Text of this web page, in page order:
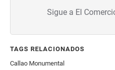
Sigue a El
TAGS RELACIONADOS
Callao Monumental